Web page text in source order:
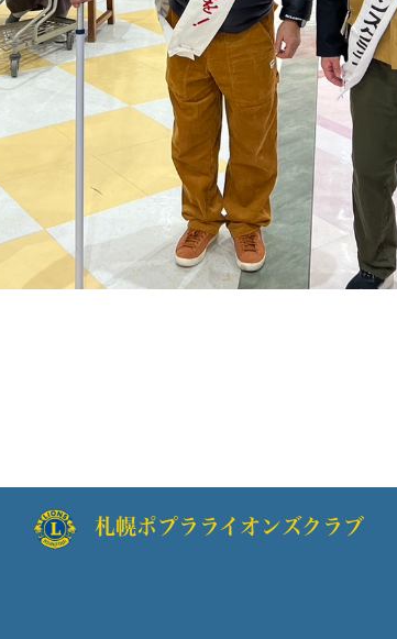
札幌ポプラライオンズクラブ